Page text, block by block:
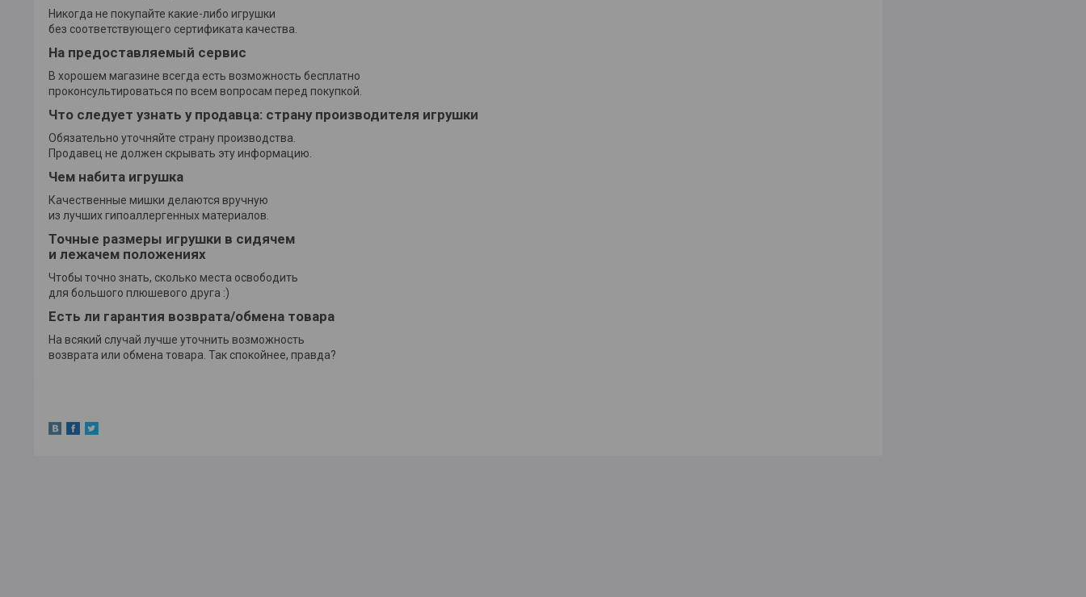
Никогда не покупайте какие-либо игрушки
без соответствующего сертификата качества.
На предоставляемый сервис
В хорошем магазине всегда есть возможность бесплатно
проконсультироваться по всем вопросам перед покупкой.
Что следует узнать у продавца: страну производителя игрушки
Обязательно уточняйте страну производства.
Продавец не должен скрывать эту информацию.
Чем набита игрушка
Качественные мишки делаются вручную
из лучших гипоаллергенных материалов.
Точные размеры игрушки в сидячем
и лежачем положениях
Чтобы точно знать, сколько места освободить
для большого плюшевого друга :)
Есть ли гарантия возврата/обмена товара
На всякий случай лучше уточнить возможность
возврата или обмена товара. Так спокойнее, правда?